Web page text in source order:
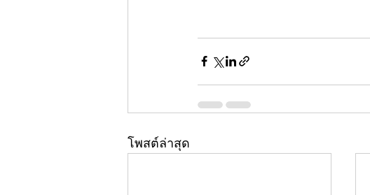
โพสต์ล่าสุด